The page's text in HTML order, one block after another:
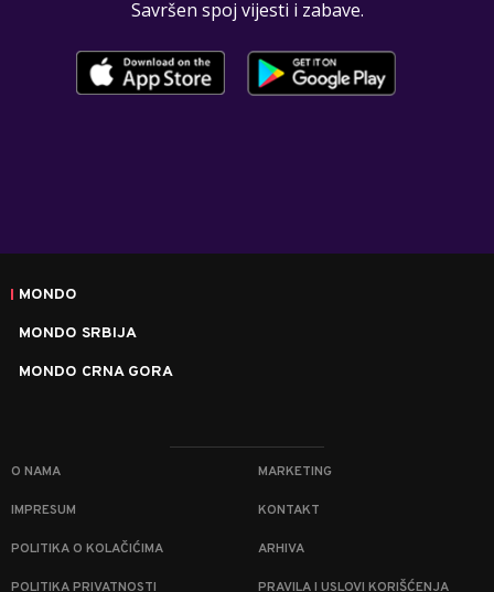
Savršen spoj vijesti i zabave.
MONDO
MONDO SRBIJA
MONDO CRNA GORA
O NAMA MARKETING
IMPRESUM KONTAKT
POLITIKA O KOLAČIĆIMA ARHIVA
POLITIKA PRIVATNOSTI PRAVILA I USLOVI KORIŠĆENJA